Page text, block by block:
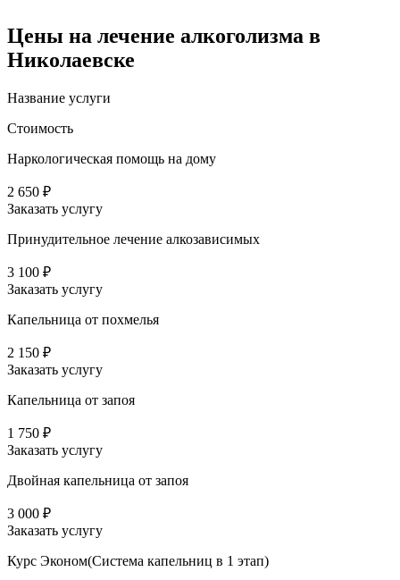
Цены на лечение алкоголизма в
Николаевске
Название услуги
Стоимость
Наркологическая помощь на дому
2 650 ₽
Заказать услугу
Принудительное лечение алкозависимых
3 100 ₽
Заказать услугу
Капельница от похмелья
2 150 ₽
Заказать услугу
Капельница от запоя
1 750 ₽
Заказать услугу
Двойная капельница от запоя
3 000 ₽
Заказать услугу
Курс Эконом(Система капельниц в 1 этап)